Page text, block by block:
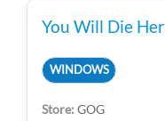
You Will Die
WINDOWS
GOG